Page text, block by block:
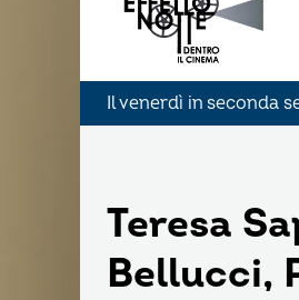
Il venerdì in seconda
Teresa
Bellucci,